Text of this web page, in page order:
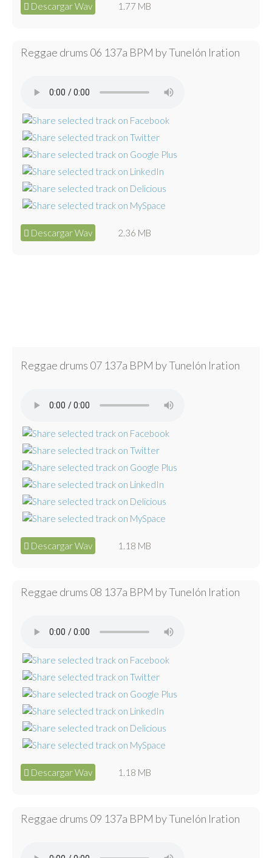
Descargar Wav 1.77 MB
Reggae drums 06 137a BPM by Tunelón Iration
Descargar Wav 2.36 MB
Reggae drums 07 137a BPM by Tunelón Iration
Descargar Wav 1.18 MB
Reggae drums 08 137a BPM by Tunelón Iration
Descargar Wav 1.18 MB
Reggae drums 09 137a BPM by Tunelón Iration